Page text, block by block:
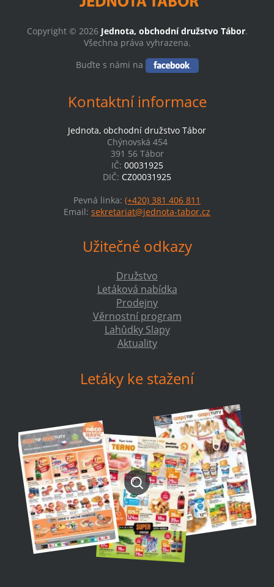
Copyright © 2026 Jednota, obchodní družstvo Tábor.
Všechna práva vyhrazena.
Buďte s námi na
Kontaktní informace
Jednota, obchodní družstvo Tábor
Chýnovská 454
391 56 Tábor
IČ: 00031925
DIČ: CZ00031925
Pevná linka: (+420) 381 406 811
Email: sekretariat@jednota-tabor.cz
Užitečné odkazy
Družstvo
Letáková nabídka
Prodejny
Věrnostní program
Lahůdky Slapy
Aktuality
Letáky ke stažení